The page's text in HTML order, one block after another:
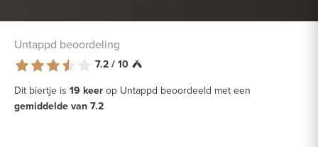
Untappd beoordeling
7.2 / 10
Dit biertje is 19 keer op Untappd beoordeeld met een
gemiddelde van 7.2